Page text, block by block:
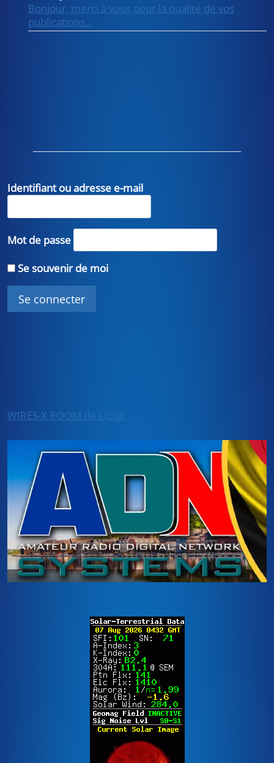
Bonjour, merci à vous pour la qualité de vos
publications...
Identifiant ou adresse e-mail
Mot de passe
Se souvenir de moi
WIRES-X ROOM de LIEGE